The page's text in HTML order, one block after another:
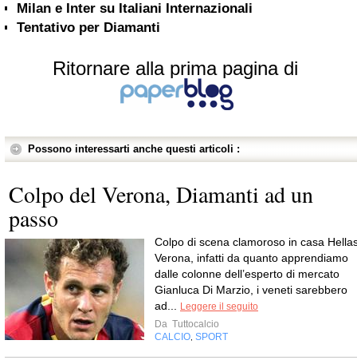
Milan e Inter su Italiani Internazionali
Tentativo per Diamanti
Ritornare alla prima pagina di
Possono interessarti anche questi articoli :
Colpo del Verona, Diamanti ad un
passo
Colpo di scena clamoroso in casa
Verona, infatti da quanto apprendiamo
dalle colonne dell’esperto di mercato
Gianluca Di Marzio, i veneti sarebbero
ad...
Leggere il seguito
Da Tuttocalcio
CALCIO SPORT